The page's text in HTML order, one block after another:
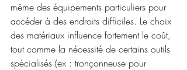
même des équipements particuliers pour
accéder à des endroits difficiles. Le choix
des matériaux influence fortement le coût,
tout comme la nécessité de certains outils
spécialisés (ex : tronçonneuse pour